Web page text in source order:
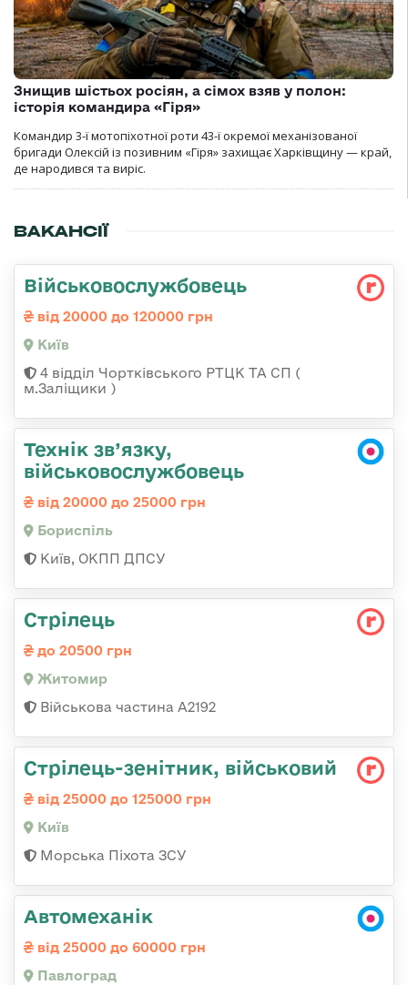
Знищив шістьох росіян, а сімох взяв у полон:
історія командира «Гіря»
Командир 3-ї мотопіхотної роти 43-ї окремої механізованої
бригади Олексій із позивним «Гіря» захищає Харківщину — край,
де народився та виріс.
ВАКАНСІЇ
Військовослужбовець
від 20000 до 120000 грн
Київ
4 відділ Чортківського РТЦК ТА СП (
м.Заліщики )
Технік зв’язку,
військовослужбовець
від 20000 до 25000 грн
Бориспіль
Київ, ОКПП ДПСУ
Стрілець
до 20500 грн
Житомир
Військова частина А2192
Стpілець-зенітник, військовий
від 25000 до 125000 грн
Київ
Морська Піхота ЗСУ
Автомеханік
від 25000 до 60000 грн
Павлоград